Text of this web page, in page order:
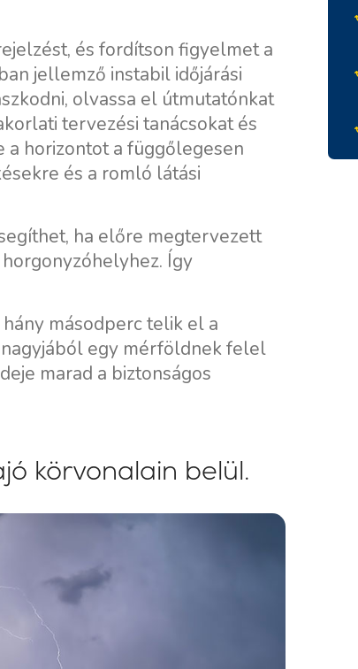
és fordítson figyelmet a
jellemző instabil időjárási
olvassa el útmutatónkat
tervezési tanácsokat és
a horizontot a függőlegesen
és a romló látási
ha előre megtervezett
Így
másodperc telik el a
egy mérföldnek felel
marad a biztonságos
körvonalain belül.